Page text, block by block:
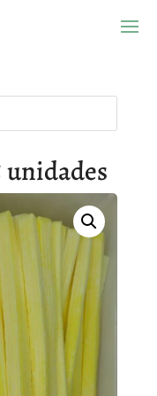
unidades